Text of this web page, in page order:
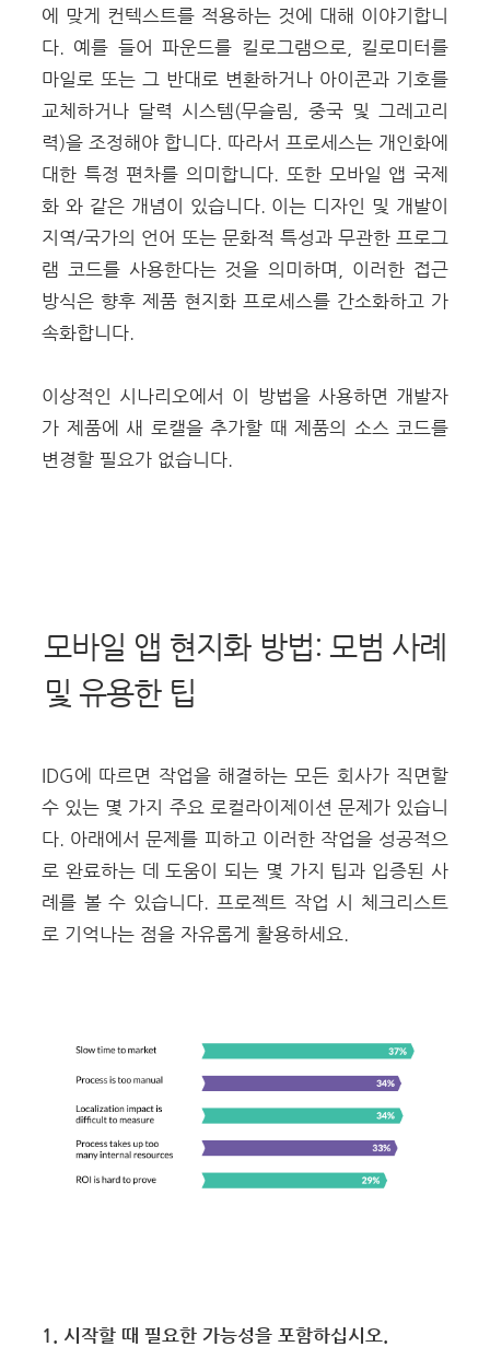
에 맞게 컨텍스트를 적용하는 것에 대해 이야기합니
다. 예를 들어 파운드를 킬로그램으로, 킬로미터를
마일로 또는 그 반대로 변환하거나 아이콘과 기호를
교체하거나 달력 시스템(무슬림, 중국 및 그레고리
력)을 조정해야 합니다. 따라서 프로세스는 개인화에
대한 특정 편차를 의미합니다. 또한 모바일 앱 국제
화 와 같은 개념이 있습니다. 이는 디자인 및 개발이
지역/국가의 언어 또는 문화적 특성과 무관한 프로그
램 코드를 사용한다는 것을 의미하며, 이러한 접근
방식은 향후 제품 현지화 프로세스를 간소화하고 가
속화합니다.
이상적인 시나리오에서 이 방법을 사용하면 개발자
가 제품에 새 로캘을 추가할 때 제품의 소스 코드를
변경할 필요가 없습니다.
모바일 앱 현지화 방법: 모범 사례
및 유용한 팁
IDG에 따르면 작업을 해결하는 모든 회사가 직면할
수 있는 몇 가지 주요 로컬라이제이션 문제가 있습니
다. 아래에서 문제를 피하고 이러한 작업을 성공적으
로 완료하는 데 도움이 되는 몇 가지 팁과 입증된 사
례를 볼 수 있습니다. 프로젝트 작업 시 체크리스트
로 기억나는 점을 자유롭게 활용하세요.
1. 시작할 때 필요한 가능성을 포함하십시오.